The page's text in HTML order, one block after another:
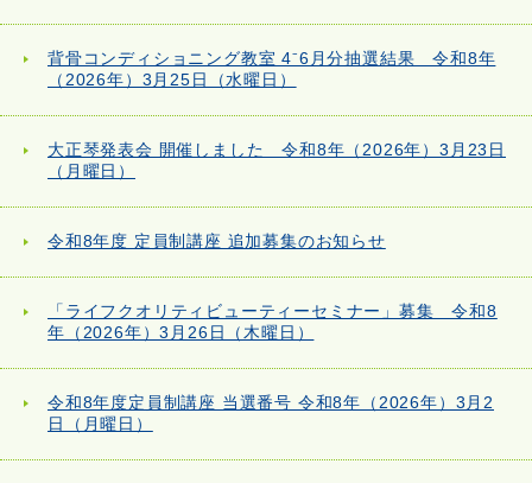
背骨コンディショニング教室 4⁻6月分抽選結果 令和8年
（2026年）3月25日（水曜日）
大正琴発表会 開催しました 令和8年（2026年）3月23日
（月曜日）
令和8年度 定員制講座 追加募集のお知らせ
「ライフクオリティビューティーセミナー」募集 令和8
年（2026年）3月26日（木曜日）
令和8年度定員制講座 当選番号 令和8年（2026年）3月2
日（月曜日）